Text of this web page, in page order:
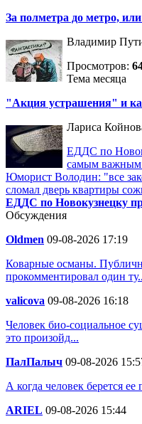
За полметра до метро,
Владимир
Просмотров:
Тема месяца
"Акция устрашения" и
Лариса
ЕДДС по
самым важным
Юморист Володин: "все
сломал дверь квартиры
ЕДДС по Новокузнецку
Обсуждения
Oldmen 09-08-2026 17:19
Коварные османы.
прокомментировал один
valicova 09-08-2026 16:18
Человек био-социальное
это произойд...
ПалПалыч 09-08-2026
А когда человек берется
ARIEL 09-08-2026 15:44